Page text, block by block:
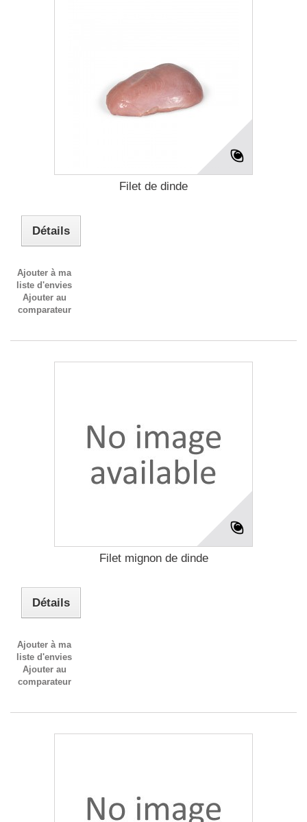
Filet de dinde
Détails
Ajouter à ma
liste d'envies
Ajouter au
comparateur
Filet mignon de dinde
Détails
Ajouter à ma
liste d'envies
Ajouter au
comparateur